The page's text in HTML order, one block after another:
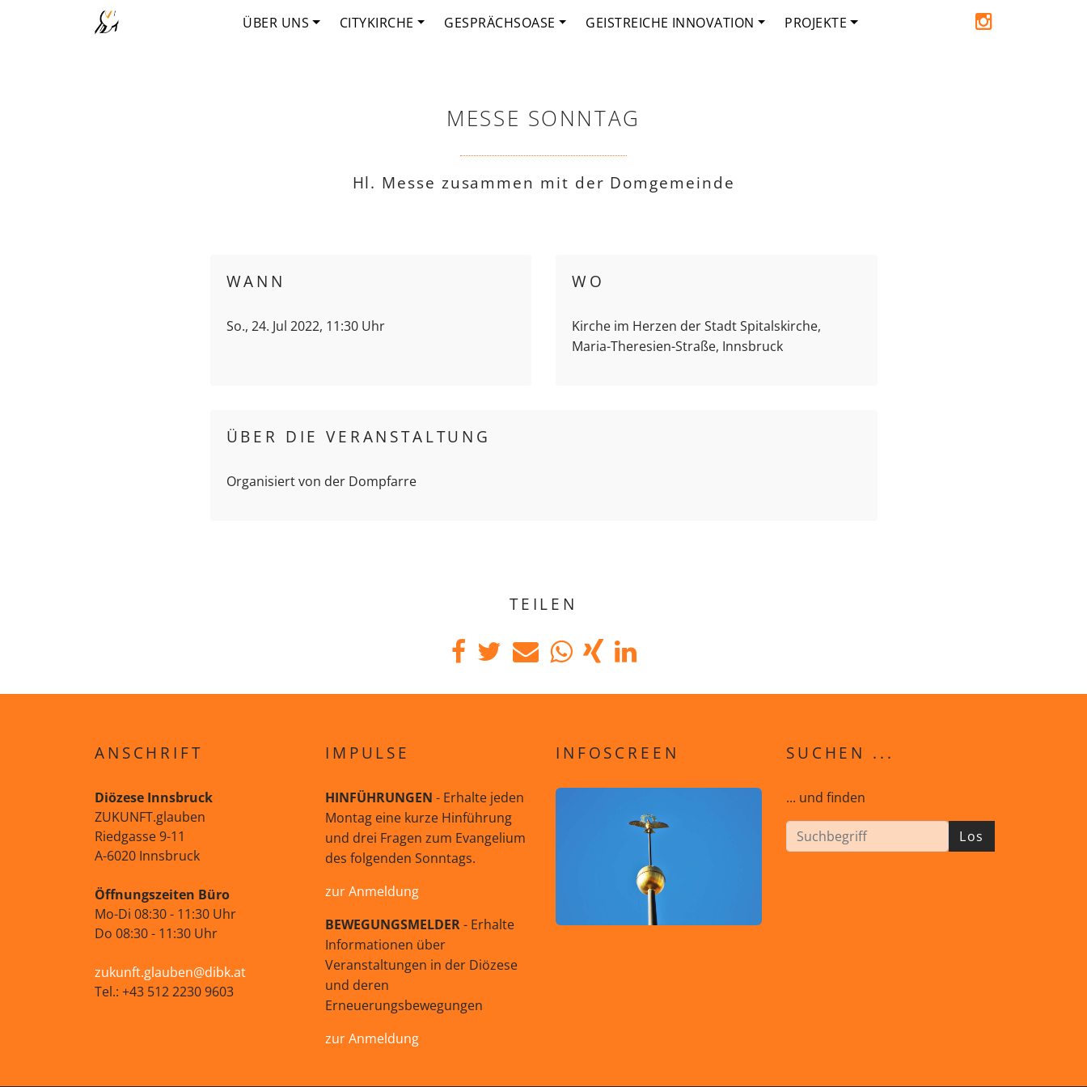
ÜBER UNS CITYKIRCHE GESPRÄCHSOASE GEISTREICHE INNOVATION PROJEKTE
MESSE SONNTAG
Hl. Messe zusammen mit der Domgemeinde
WANN
So., 24. Jul 2022, 11:30 Uhr
WO
Kirche im Herzen der Stadt Spitalskirche,
Maria-Theresien-Straße, Innsbruck
ÜBER DIE VERANSTALTUNG
Organisiert von der Dompfarre
TEILEN
ANSCHRIFT
Diözese Innsbruck
ZUKUNFT.glauben
Riedgasse 9-11
A-6020 Innsbruck
Öffnungszeiten Büro
Mo-Di 08:30 - 11:30 Uhr
Do 08:30 - 11:30 Uhr
zukunft.glauben@dibk.at
Tel.: +43 512 2230 9603
IMPULSE
HINFÜHRUNGEN - Erhalte jeden
Montag eine kurze Hinführung
und drei Fragen zum Evangelium
des folgenden Sonntags.
zur Anmeldung
BEWEGUNGSMELDER- Erhalte
Informationen über
Veranstaltungen in der Diözese
und deren
Erneuerungsbewegungen
zur Anmeldung
INFOSCREEN SUCHEN ...
... und finden
Los